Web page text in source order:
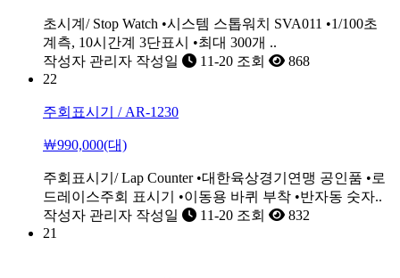
초시계/ Stop Watch •시스템 스톱워치 SVA011 •1/100초
계측, 10시간계 3단표시 •최대 300개 ..
작성자 관리자 작성일 11-20 조회
868
22
주회표시기 / AR-1230
￦990,000(대)
주회표시기/ Lap Counter •대한육상경기연맹 공인품 •로
드레이스주회 표시기 •이동용 바퀴 부착 •반자동 숫자..
작성자 관리자 작성일 11-20 조회
832
21